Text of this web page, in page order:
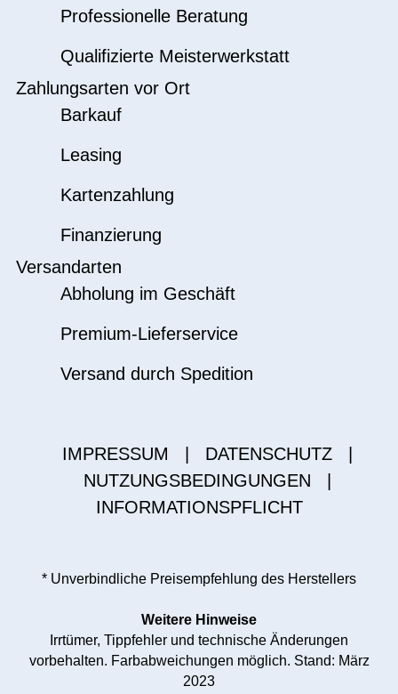
Professionelle Beratung
Qualifizierte Meisterwerkstatt
Zahlungsarten vor Ort
Barkauf
Leasing
Kartenzahlung
Finanzierung
Versandarten
Abholung im Geschäft
Premium-Lieferservice
Versand durch Spedition
IMPRESSUM DATENSCHUTZ
NUTZUNGSBEDINGUNGEN
INFORMATIONSPFLICHT
* Unverbindliche Preisempfehlung des Herstellers
Weitere Hinweise
Irrtümer, Tippfehler und technische Änderungen
vorbehalten. Farbabweichungen möglich. Stand: März
2023